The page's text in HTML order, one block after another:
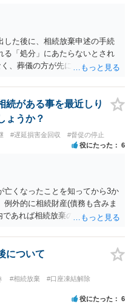
した後に、相続放棄申述の手続
る「処分」にあたらないとされ
、葬儀の方が先に来るのが通常
だ、葬儀費用ならいくらでもよ
社会的儀式として当然認められ
いです。 もし、相続人の皆さん
素な葬儀を行った費用であれ
められない可能性が高いの
も高いと思います。
続がある事を最近しり
ょうか？
#遅延損害金回収 #督促の停止
役にたった 6
亡くなったことを知ってから3か
外的に相続財産(債務も含みま
あれば相続放棄の申述が認め
の申述をしたい旨告げて必要な
します。 なお、お父様の債務が
を考えますと、相続放棄の申述
利用して弁護士に相談するこ
、ご記載いただいた事実関係
に相続放棄をされている可能
について
#相続放棄
#口座凍結解除
役にたった 6